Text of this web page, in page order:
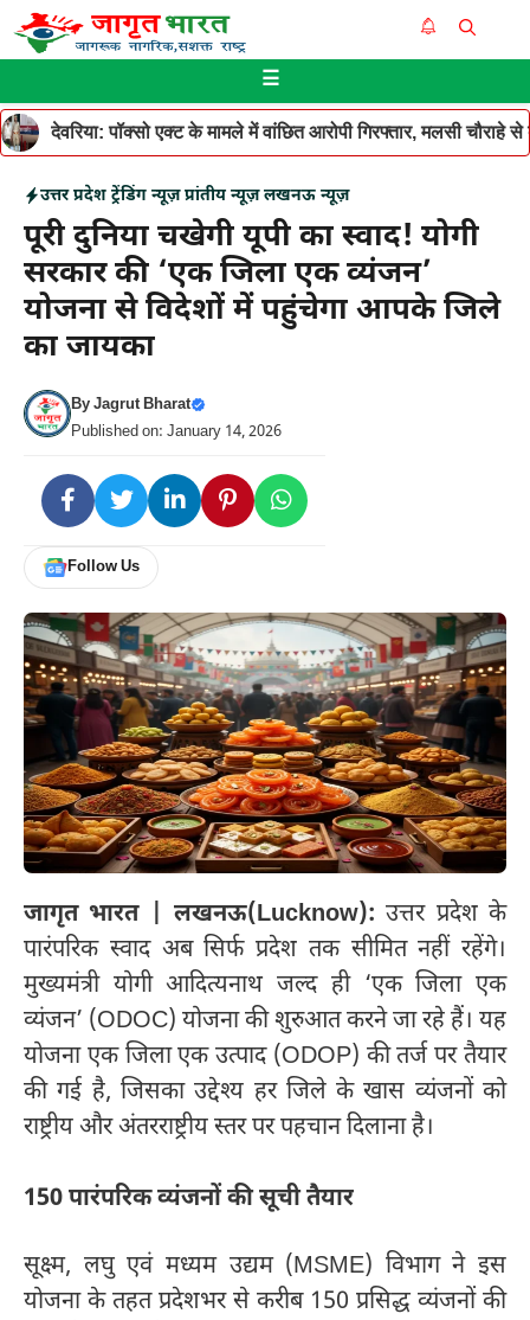
Skip
to
☰
देवरिया: पॉक्सो एक्ट के मामले में वांछित आरोपी गिरफ्तार, मलसी चौराहे
उत्तर प्रदेश ट्रेंडिंग न्यूज़ प्रांतीय न्यूज़ लखनऊ न्यूज़
पूरी दुनिया चखेगी यूपी का स्वाद! योगी
सरकार की ‘एक जिला एक व्यंजन’
योजना से विदेशों में पहुंचेगा आपके जिले
का जायका
ByJagrut Bharat
Published on: January 14, 2026
Follow Us
जागृत भारत | लखनऊ(Lucknow): उत्तर प्रदेश के
पारंपरिक स्वाद अब सिर्फ प्रदेश तक सीमित नहीं रहेंगे।
मुख्यमंत्री योगी आदित्यनाथ जल्द ही ‘एक जिला एक
व्यंजन’ (ODOC) योजना की शुरुआत करने जा रहे हैं। यह
योजना एक जिला एक उत्पाद (ODOP) की तर्ज पर तैयार
की गई है, जिसका उद्देश्य हर जिले के खास व्यंजनों को
राष्ट्रीय और अंतरराष्ट्रीय स्तर पर पहचान दिलाना है।
150 पारंपरिक व्यंजनों की सूची तैयार
सूक्ष्म, लघु एवं मध्यम उद्यम (MSME) विभाग ने इस
योजना के तहत प्रदेशभर से करीब 150 प्रसिद्ध व्यंजनों की